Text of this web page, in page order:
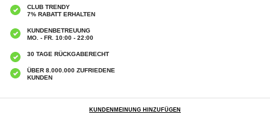
CLUB TRENDY
7% RABATT ERHALTEN
KUNDENBETREUUNG
MO. - FR. 10:00 - 22:00
30 TAGE RÜCKGABERECHT
ÜBER 8.000.000 ZUFRIEDENE
KUNDEN
KUNDENMEINUNG HINZUFÜGEN